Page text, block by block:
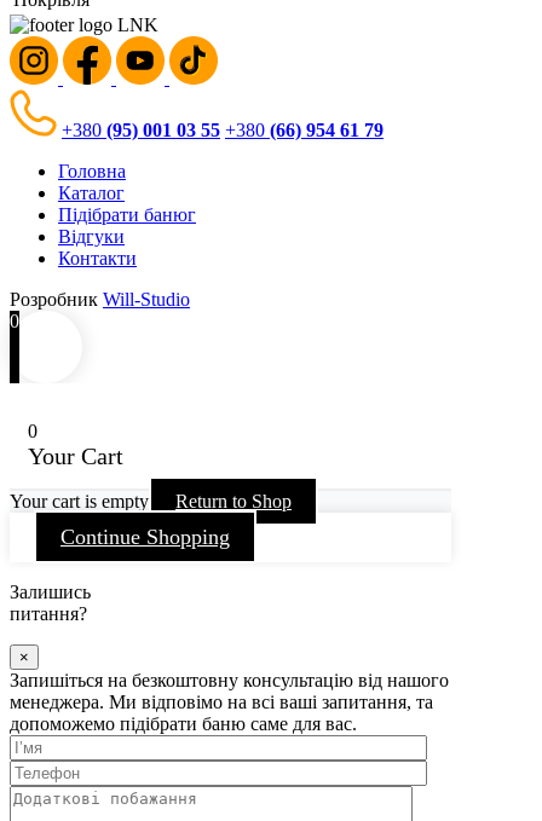
+380 (95) 001 03 55 +380 (66) 954 61 79
Головна
Каталог
Підібрати банюг
Відгуки
Контакти
Розробник Will-Studio
0
0
Your Cart
Your cart is empty Return to Shop
Continue Shopping
Залишись
питання?
×
Запишіться на безкоштовну консультацію від нашого
менеджера. Ми відповімо на всі ваші запитання, та
допоможемо підібрати баню саме для вас.